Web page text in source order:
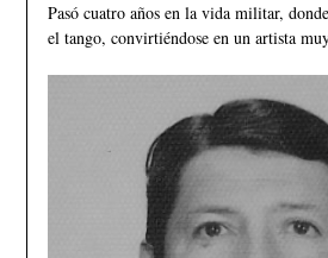
Pasó cuatro años en la vida militar,
el tango, convirtiéndose en un artista